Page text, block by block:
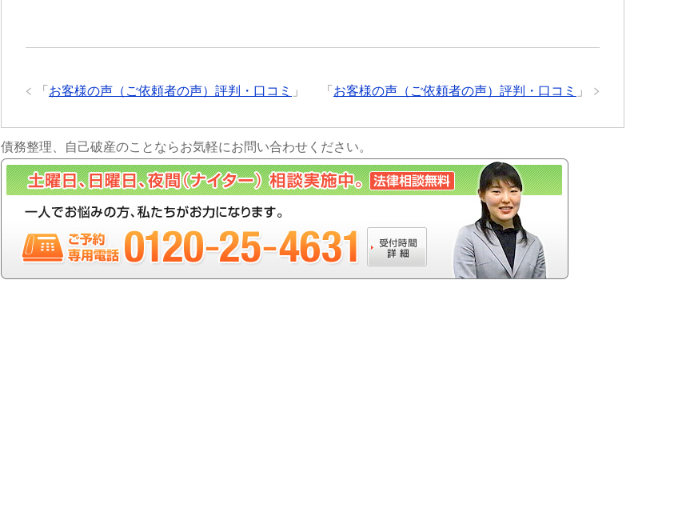
「 お客様の声（ご依頼者の声）評判・口コミ 」
「 お客様の声（ご依頼者の声）評判・口コミ 」
債務整理、自己破産のことならお気軽にお問い合わせください。